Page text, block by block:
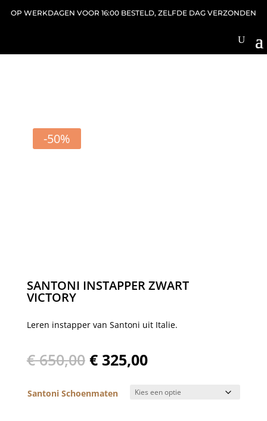
OP WERKDAGEN VOOR 16:00 BESTELD, ZELFDE DAG VERZONDEN
-50%
SANTONI INSTAPPER ZWART
VICTORY
Leren instapper van Santoni uit Italie.
€650,00 Oorspronkelijke
was:
€ 650,00.
€325,00Huidige
is:
€ 325,00.
Santoni Schoenmaten